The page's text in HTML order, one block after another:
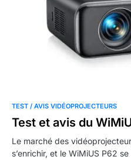
TEST / AVIS VIDÉOPROJECTEURS
Test et avis du
Le marché des
s’enrichir, et le WiMiUS P62